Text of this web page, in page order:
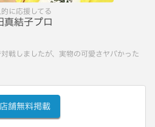
に応援してる
真結子プロ
戦しましたが、実物の可愛さヤバかった
店舗無料掲載